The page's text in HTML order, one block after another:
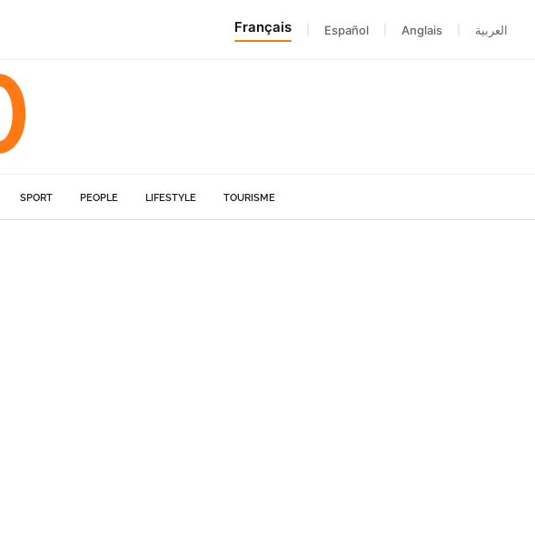
Français Español Anglais العربية
SPORT PEOPLE LIFESTYLE TOURISME